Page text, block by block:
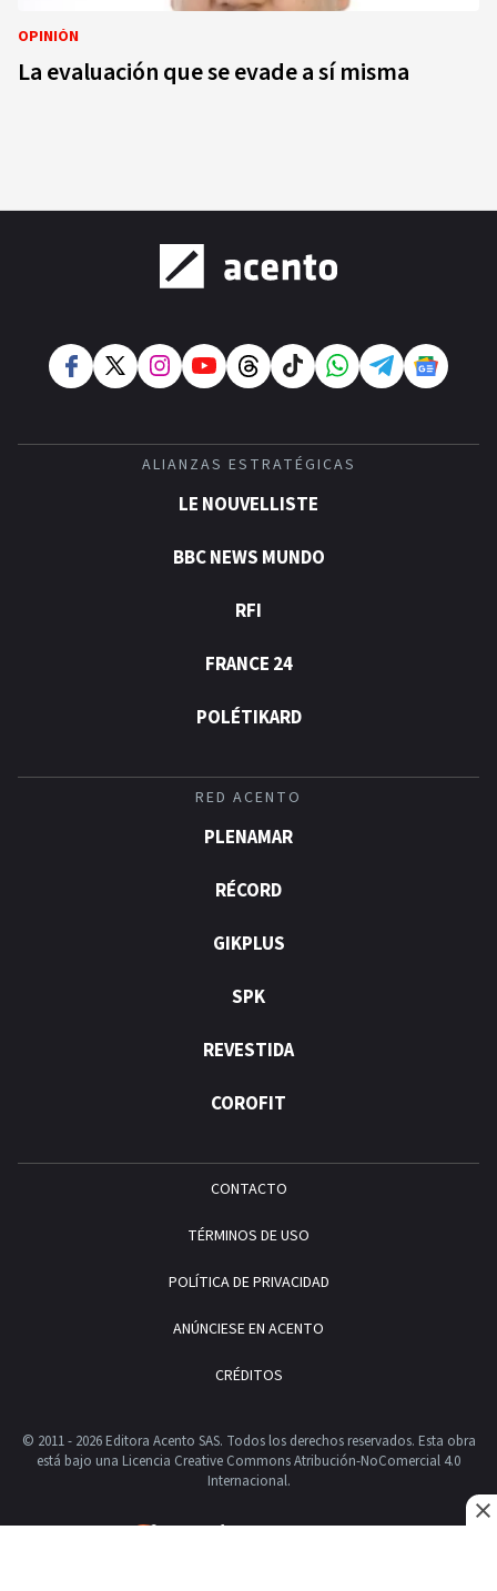
ALIANZAS ESTRATÉGICAS
LE NOUVELLISTE
BBC NEWS MUNDO
RFI
FRANCE 24
POLÉTIKARD
RED ACENTO
PLENAMAR
RÉCORD
GIKPLUS
SPK
REVESTIDA
COROFIT
CONTACTO
TÉRMINOS DE USO
POLÍTICA DE PRIVACIDAD
ANÚNCIESE EN ACENTO
CRÉDITOS
© 2011 - 2026 Editora Acento SAS. Todos los derechos reservados. Esta obra
está bajo una Licencia Creative Commons Atribución-NoComercial 4.0
Internacional.